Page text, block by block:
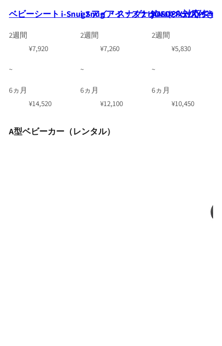
ベビーシート i-Snug2 アイ・スナグ2 ISOFIXベース付き
2週間
¥7,920
~
6ヵ月
¥14,520
i-Snug アイ・スナグ ISOFIX対応ベ
2週間
¥7,260
~
6ヵ月
¥12,100
juva(ジュバ) ジョ
2週間
¥5,830
~
6ヵ月
¥10,450
A型ベビーカー（レンタル）